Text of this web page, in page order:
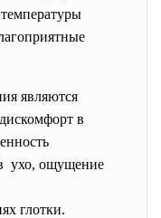
являются
в
ухо, ощущение
глотки.